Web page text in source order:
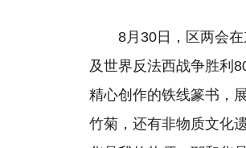
8月30日，区两会
及世界反法西战争胜利
精心创作的铁线篆书，
竹菊，还有非物质文化